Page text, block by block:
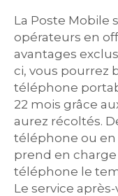
La Poste Mobile
opérateurs en
avantages
ci, vous pourrez
téléphone
22 mois grâce
aurez récoltés.
téléphone ou en
prend en
téléphone le
Le service